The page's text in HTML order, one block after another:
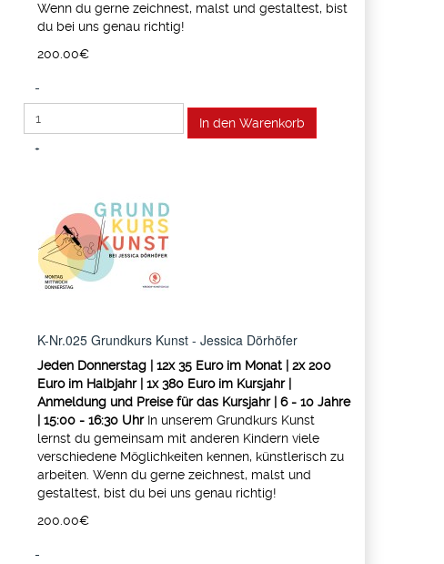
Wenn du gerne zeichnest, malst und gestaltest, bist
du bei uns genau richtig!
200.00‎€
-
+
K-Nr.025 Grundkurs Kunst - Jessica Dörhöfer
Jeden Donnerstag | 12x 35 Euro im Monat | 2x 200
Euro im Halbjahr | 1x 380 Euro im Kursjahr |
Anmeldung und Preise für das Kursjahr | 6 - 10 Jahre
| 15:00 - 16:30 UhrIn unserem Grundkurs Kunst
lernst du gemeinsam mit anderen Kindern viele
verschiedene Möglichkeiten kennen, künstlerisch zu
arbeiten. Wenn du gerne zeichnest, malst und
gestaltest, bist du bei uns genau richtig!
200.00‎€
-